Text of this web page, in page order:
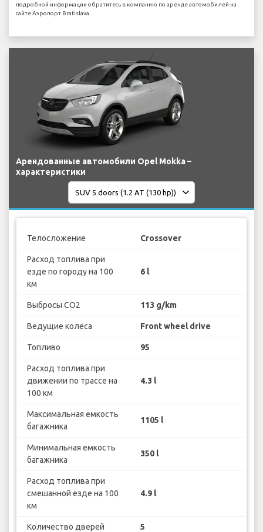
подробной информации обратитесь в компанию по аренде автомобилей на
сайте Аэропорт Bratislava.
Арендованные автомобили Opel Mokka –
характеристики
Телосложение Crossover
Расход топлива при
езде по городу на 100
км
6 l
Выбросы CO2 113 g/km
Ведущие колеса Front wheel drive
Топливо 95
Расход топлива при
движении по трассе на
100 км
4.3 l
Максимальная емкость
багажника
1105 l
Минимальная емкость
багажника
350 l
Расход топлива при
смешанной езде на 100
км
4.9 l
Количество дверей 5